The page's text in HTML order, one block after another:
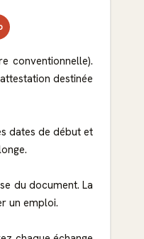
conventionnelle).
destinée
dates de début et
du document. La
un emploi.